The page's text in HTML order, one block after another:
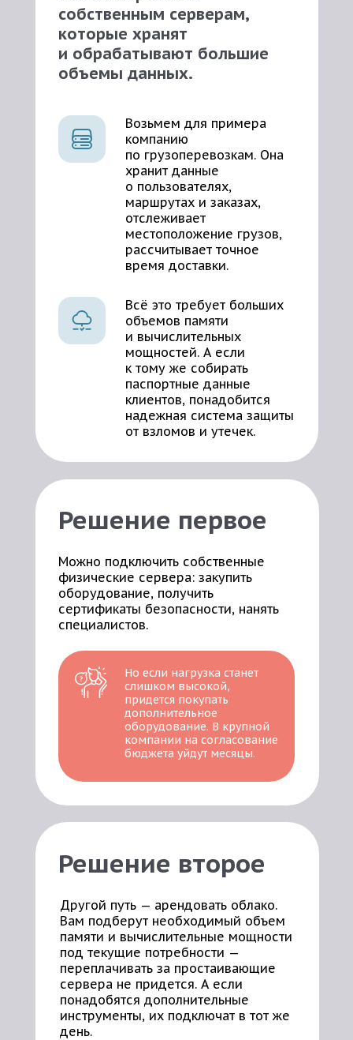
собственным серверам,
которые хранят
и обрабатывают большие
объемы данных.
Возьмем для примера
компанию
по грузоперевозкам. Она
хранит данные
о пользователях,
маршрутах и заказах,
отслеживает
местоположение грузов,
рассчитывает точное
время доставки.
Всё это требует больших
объемов памяти
и вычислительных
мощностей. А если
к тому же собирать
паспортные данные
клиентов, понадобится
надежная система защиты
от взломов и утечек.
Решение первое
Можно подключить собственные
физические сервера: закупить
оборудование, получить
сертификаты безопасности, нанять
специалистов.
Но если нагрузка станет
слишком высокой,
придется покупать
дополнительное
оборудование. В крупной
компании на согласование
бюджета уйдут месяцы.
Решение второе
Другой путь — арендовать облако.
Вам подберут необходимый объем
памяти и вычислительные мощности
под текущие потребности —
переплачивать за простаивающие
сервера не придется. А если
понадобятся дополнительные
инструменты, их подключат в тот же
день.